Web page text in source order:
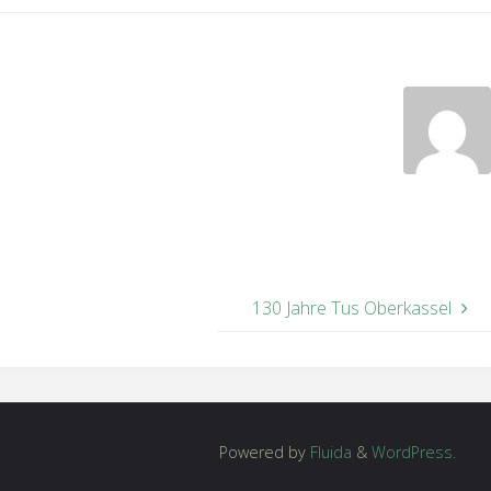
130 Jahre Tus Oberkassel
Powered by Fluida & WordPress.